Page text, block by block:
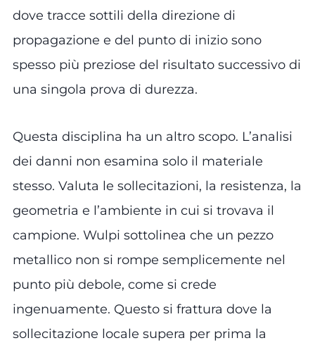
dove tracce sottili della direzione di
propagazione e del punto di inizio sono
spesso più preziose del risultato successivo di
una singola prova di durezza.
Questa disciplina ha un altro scopo. L’analisi
dei danni non esamina solo il materiale
stesso. Valuta le sollecitazioni, la resistenza, la
geometria e l’ambiente in cui si trovava il
campione. Wulpi sottolinea che un pezzo
metallico non si rompe semplicemente nel
punto più debole, come si crede
ingenuamente. Questo si frattura dove la
sollecitazione locale supera per prima la